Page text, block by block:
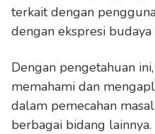
terkait dengan
dengan ekspresi
Dengan pengetahuan
memahami dan
dalam pemecahan
berbagai bidang lainnya.